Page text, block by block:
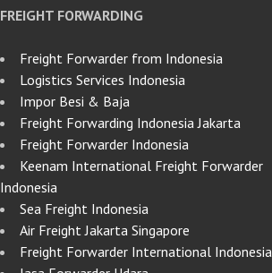
FREIGHT FORWARDING
Freight Forwarder from Indonesia
Logistics Services Indonesia
Impor Besi & Baja
Freight Forwarding Indonesia Jakarta
Freight Forwarder Indonesia
Keenam International Freight Forwarder
Indonesia
Sea Freight Indonesia
Air Freight Jakarta Singapore
Freight Forwarder International Indonesia